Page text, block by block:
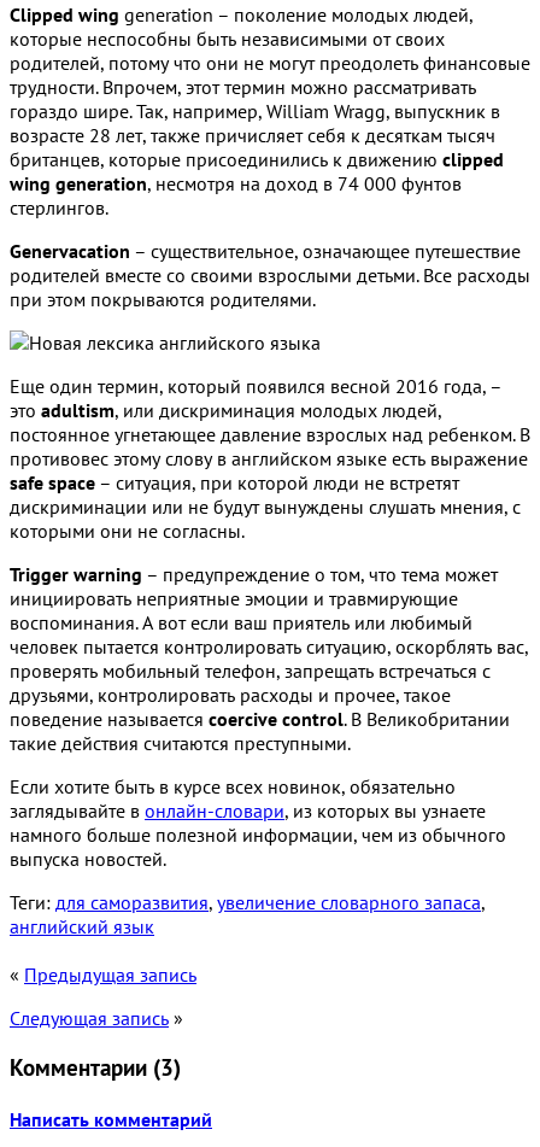
Clipped wing generation – поколение молодых людей,
которые неспособны быть независимыми от своих
родителей, потому что они не могут преодолеть финансовые
трудности. Впрочем, этот термин можно рассматривать
гораздо шире. Так, например, William Wragg, выпускник в
возрасте 28 лет, также причисляет себя к десяткам тысяч
британцев, которые присоединились к движению clipped
wing generation, несмотря на доход в 74 000 фунтов
стерлингов.
Genervacation – существительное, означающее путешествие
родителей вместе со своими взрослыми детьми. Все расходы
при этом покрываются родителями.
Еще один термин, который появился весной 2016 года, –
это adultism, или дискриминация молодых людей,
постоянное угнетающее давление взрослых над ребенком. В
противовес этому слову в английском языке есть выражение
safe space – ситуация, при которой люди не встретят
дискриминации или не будут вынуждены слушать мнения, с
которыми они не согласны.
Trigger warning – предупреждение о том, что тема может
инициировать неприятные эмоции и травмирующие
воспоминания. А вот если ваш приятель или любимый
человек пытается контролировать ситуацию, оскорблять вас,
проверять мобильный телефон, запрещать встречаться с
друзьями, контролировать расходы и прочее, такое
поведение называется coercive control. В Великобритании
такие действия считаются преступными.
Если хотите быть в курсе всех новинок, обязательно
заглядывайте в онлайн-словари, из которых вы узнаете
намного больше полезной информации, чем из обычного
выпуска новостей.
Теги: для саморазвития, увеличение словарного запаса,
английский язык
« Предыдущая запись
Следующая запись »
Комментарии (3)
Написать комментарий